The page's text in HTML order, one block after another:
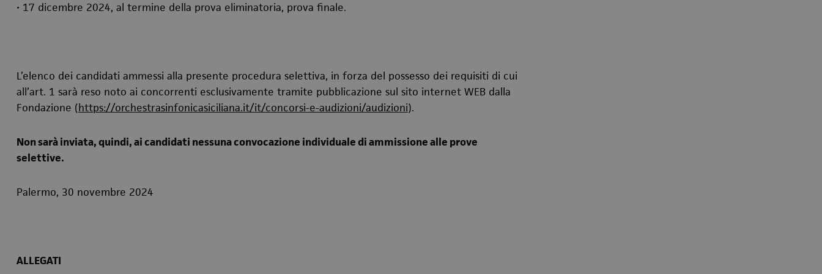
• 17 dicembre 2024, al termine della prova eliminatoria, prova finale.
L’elenco dei candidati ammessi alla presente procedura selettiva, in forza del possesso dei requisiti di cui
all’art. 1 sarà reso noto ai concorrenti esclusivamente tramite pubblicazione sul sito internet WEB dalla
Fondazione (https://orchestrasinfonicasiciliana.it/it/concorsi-e-audizioni/audizioni).
Non sarà inviata, quindi, ai candidati nessuna convocazione individuale di ammissione alle prove
selettive.
Palermo, 30 novembre 2024
ALLEGATI